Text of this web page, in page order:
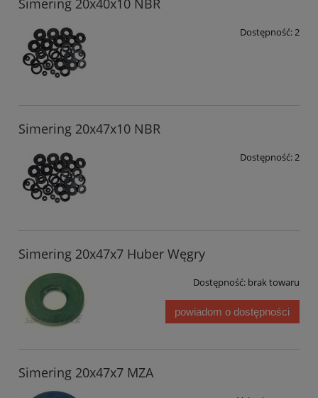
Simering 20x40x10 NBR
Dostępność:2
Simering 20x47x10 NBR
Dostępność:2
Simering 20x47x7 Huber Węgry
Dostępność: brak towaru
powiadom o dostępności
Simering 20x47x7 MZA